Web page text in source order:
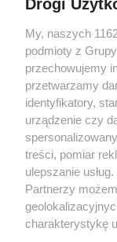
Żaden utwór
rozpowszechniany
tym także
eksploatacji w
Internecie bez
wykorzystanie
tzn. bez właściwej
ścigane prawnie.
My, naszych
podmioty z
przechowujemy
przetwarzamy
identyfikatory,
urządzenie czy
treści, pomiar
ulepszanie
Partnerzy
charakterystykę